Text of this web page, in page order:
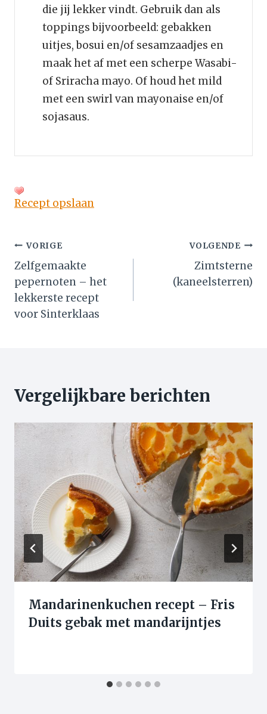
die jij lekker vindt. Gebruik dan als
toppings bijvoorbeeld: gebakken
uitjes, bosui en/of sesamzaadjes en
maak het af met een scherpe Wasabi-
of Sriracha mayo. Of houd het mild
met een swirl van mayonaise en/of
sojasaus.
Recept opslaan
Bericht
navigatie
VORIGE
Zelfgemaakte
pepernoten – het
lekkerste recept
voor Sinterklaas
VOLGENDE
Zimtsterne
(kaneelsterren)
Vergelijkbare berichten
Mandarinenkuchen recept – Fris
Duits gebak met mandarijntjes